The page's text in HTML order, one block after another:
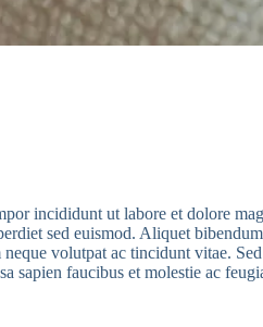
incididunt ut labore et dolore
sed euismod. Aliquet
volutpat ac tincidunt vitae.
faucibus et molestie ac